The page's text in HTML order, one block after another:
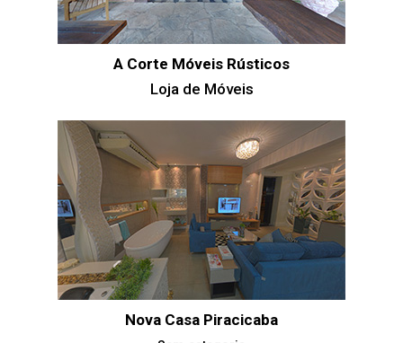
A Corte Móveis Rústicos
Loja de Móveis
Nova Casa Piracicaba